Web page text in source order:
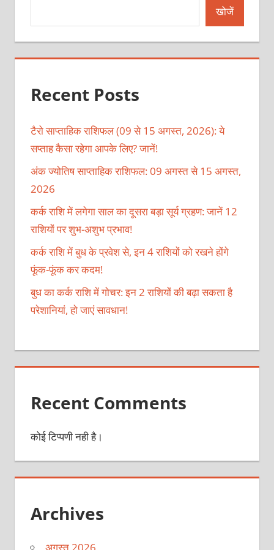
खोजें
Recent Posts
टैरो साप्ताहिक राशिफल (09 से 15 अगस्त, 2026): ये
सप्ताह कैसा रहेगा आपके लिए? जानें!
अंक ज्योतिष साप्ताहिक राशिफल: 09 अगस्त से 15 अगस्त,
2026
कर्क राशि में लगेगा साल का दूसरा बड़ा सूर्य ग्रहण: जानें 12
राशियों पर शुभ-अशुभ प्रभाव!
कर्क राशि में बुध के प्रवेश से, इन 4 राशियों को रखने होंगे
फूंक-फूंक कर कदम!
बुध का कर्क राशि में गोचर: इन 2 राशियों की बढ़ा सकता है
परेशानियां, हो जाएं सावधान!
Recent Comments
कोई टिप्पणी नही है।
Archives
अगस्त 2026